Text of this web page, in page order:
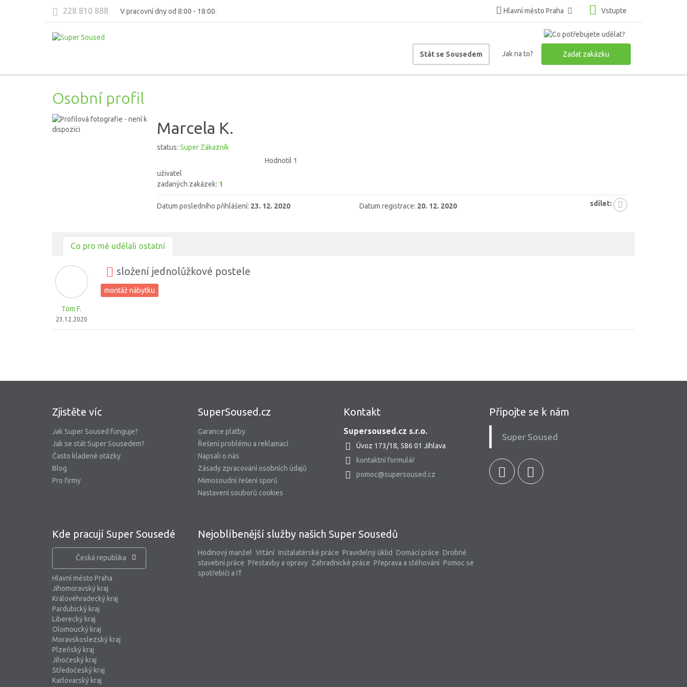
228 810 888 V pracovní dny od 8:00 - 18:00. Hlavní město Praha Vstupte
Stát se Sousedem Jak na to? Zadat zakázku
Osobní profil
Marcela K.
status: Super Zákazník
Hodnotil 1
uživatel
zadaných zakázek: 1
Datum posledního přihlášení: 23. 12. 2020 Datum registrace: 20. 12. 2020 sdílet:
Co pro mě udělali ostatní
Tom F.
23.12.2020
složení jednolůžkové postele
montáž nábytku
Zjistěte víc
Jak Super Soused funguje?
Jak se stát Super Sousedem?
Často kladené otázky
Blog
Pro firmy
SuperSoused.cz
Garance platby
Řešení problému a reklamací
Napsali o nás
Zásady zpracování osobních údajů
Mimosoudní řešení sporů
Nastavení souborů cookies
Kontakt
Supersoused.cz s.r.o.
Úvoz 173/18, 586 01 Jihlava
kontaktní formulář
pomoc@supersoused.cz
Kde pracují Super Sousedé
Česká republika
Hlavní město Praha
Jihomoravský kraj
Královéhradecký kraj
Pardubický kraj
Liberecký kraj
Olomoucký kraj
Moravskoslezský kraj
Plzeňský kraj
Jihočeský kraj
Středočeský kraj
Karlovarský kraj
Nejoblíbenější služby našich Super Sousedů
Hodinový manžel Vrtání Instalatérské práce Pravidelný úklid Domácí práce Drobné
stavební práce Přestavby a opravy Zahradnické práce Přeprava a stěhování Pomoc se
spotřebiči a IT
Připojte se k nám
Super Soused